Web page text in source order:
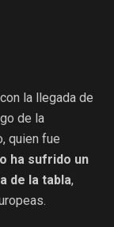
la llegada de
de la
quien fue
ha sufrido un
de la tabla,